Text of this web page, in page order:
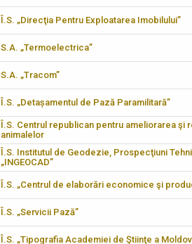
Î.S. „Direcţia Pentru Exploatarea Imobilului”
S.A. „Termoelectrica”
S.A. „Tracom”
Î.S. „Detașamentul de Pază Paramilitară”
Î.S. Centrul republican pentru ameliorarea şi
animalelor
Î.S. Institutul de Geodezie, Prospecţiuni
„INGEOCAD”
Î.S. „Centrul de elaborări economice şi
Î.S. „Servicii Pază”
Î.S. „Tipografia Academiei de Ştiinţe a